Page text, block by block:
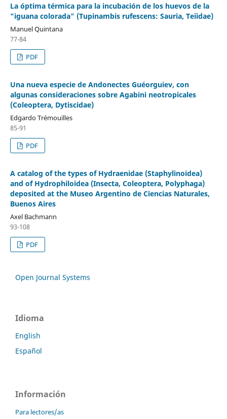
La óptima térmica para la incubación de los huevos de la
"iguana colorada" (Tupinambis rufescens: Sauria, Teiidae)
Manuel Quintana
77-84
PDF
Una nueva especie de Andonectes Guéorguiev, con
algunas consideraciones sobre Agabini neotropicales
(Coleoptera, Dytiscidae)
Edgardo Trémouilles
85-91
PDF
A catalog of the types of Hydraenidae (Staphylinoidea)
and of Hydrophiloidea (Insecta, Coleoptera, Polyphaga)
deposited at the Museo Argentino de Ciencias Naturales,
Buenos Aires
Axel Bachmann
93-108
PDF
Open Journal Systems
Idioma
English
Español
Información
Para lectores/as